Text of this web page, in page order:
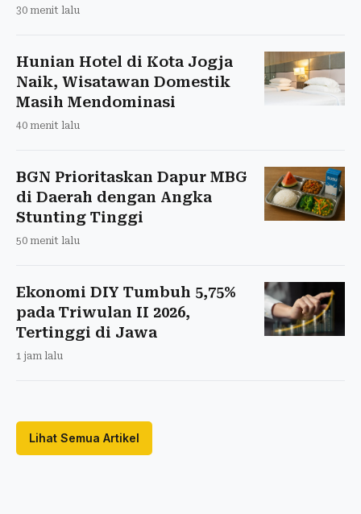
30 menit lalu
Hunian Hotel di Kota Jogja
Naik, Wisatawan Domestik
Masih Mendominasi
40 menit lalu
BGN Prioritaskan Dapur MBG
di Daerah dengan Angka
Stunting Tinggi
50 menit lalu
Ekonomi DIY Tumbuh 5,75%
pada Triwulan II 2026,
Tertinggi di Jawa
1 jam lalu
Lihat Semua Artikel